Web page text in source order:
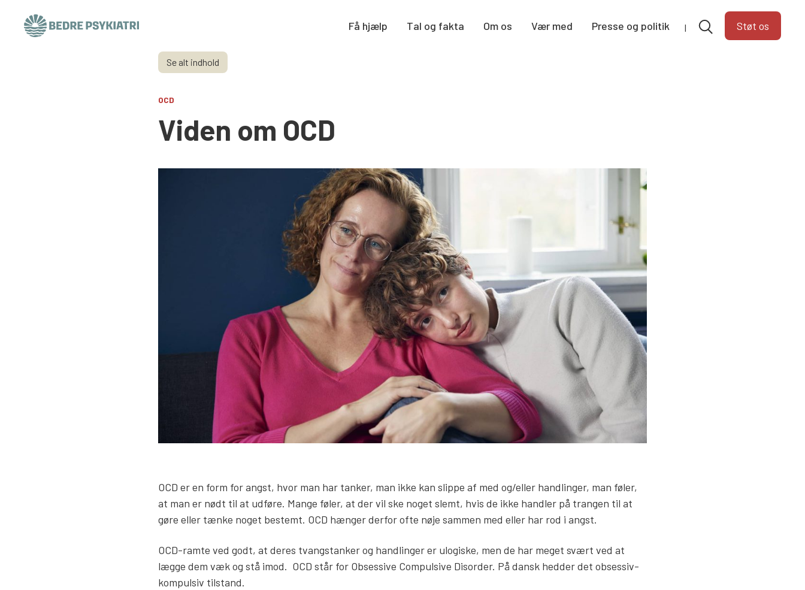
Få hjælp Tal og fakta Om os Vær med Presse og politik Støt os
Se alt indhold
OCD
Viden om OCD
OCD er en form for angst, hvor man har tanker, man ikke kan slippe af med og/eller handlinger, man føler,
at man er nødt til at udføre. Mange føler, at der vil ske noget slemt, hvis de ikke handler på trangen til at
gøre eller tænke noget bestemt. OCD hænger derfor ofte nøje sammen med eller har rod i angst.
OCD-ramte ved godt, at deres tvangstanker og handlinger er ulogiske, men de har meget svært ved at
lægge dem væk og stå imod. OCD står for Obsessive Compulsive Disorder. På dansk hedder det obsessiv-
kompulsiv tilstand.